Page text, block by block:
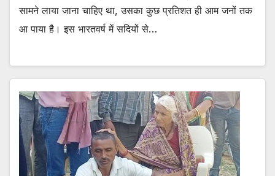
सामने लाया जाना चाहिए था, उसका कुछ प्रतिशत ही आम जनों तक
आ पाया है। इस भारतवर्ष में सदियों से…